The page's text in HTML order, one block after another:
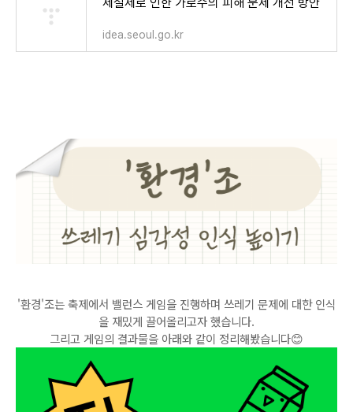
idea.seoul.go.kr
'환경'조는 축제에서 밸런스 게임을 진행하며 쓰레기 문제에 대한 인식
을 재밌게 끌어올리고자 했습니다.
그리고 게임의 결과물을 아래와 같이 정리해봤습니다😊